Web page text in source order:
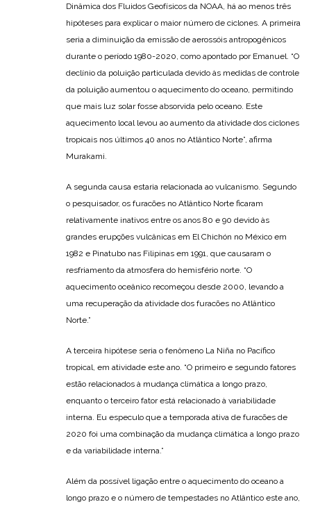
Dinâmica dos Fluidos Geofísicos da NOAA, há ao menos três
hipóteses para explicar o maior número de ciclones. A primeira
seria a diminuição da emissão de aerossóis antropogênicos
durante o período 1980-2020, como apontado por Emanuel. “O
declínio da poluição particulada devido às medidas de controle
da poluição aumentou o aquecimento do oceano, permitindo
que mais luz solar fosse absorvida pelo oceano. Este
aquecimento local levou ao aumento da atividade dos ciclones
tropicais nos últimos 40 anos no Atlântico Norte”, afirma
Murakami.
A segunda causa estaria relacionada ao vulcanismo. Segundo
o pesquisador, os furacões no Atlântico Norte ficaram
relativamente inativos entre os anos 80 e 90 devido às
grandes erupções vulcânicas em El Chichón no México em
1982 e Pinatubo nas Filipinas em 1991, que causaram o
resfriamento da atmosfera do hemisfério norte. “O
aquecimento oceânico recomeçou desde 2000, levando a
uma recuperação da atividade dos furacões no Atlântico
Norte.”
A terceira hipótese seria o fenômeno La Niña no Pacífico
tropical, em atividade este ano. “O primeiro e segundo fatores
estão relacionados à mudança climática a longo prazo,
enquanto o terceiro fator está relacionado à variabilidade
interna. Eu especulo que a temporada ativa de furacões de
2020 foi uma combinação da mudança climática a longo prazo
e da variabilidade interna.”
Além da possível ligação entre o aquecimento do oceano a
longo prazo e o número de tempestades no Atlântico este ano,